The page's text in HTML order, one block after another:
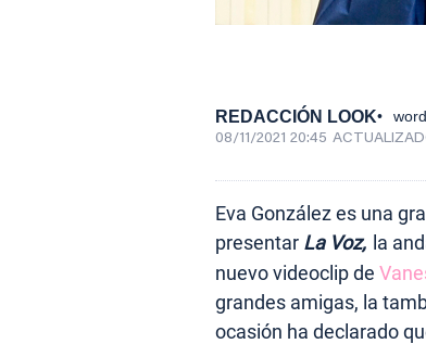
REDACCIÓN LOOK
08/11/2021 20:45
Eva González es una
presentar La Voz, la
nuevo videoclip de
grandes amigas, la
ocasión ha declarado